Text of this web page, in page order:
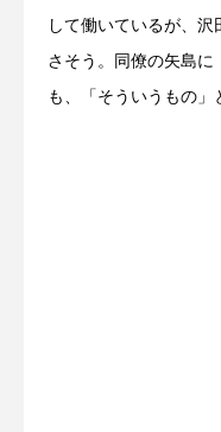
して働いているが、
さそう。同僚の矢島に
も、「そういうもの」